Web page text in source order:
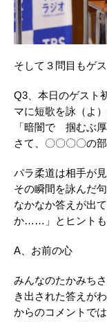
そして３問目もゲ
Q3、本日のゲスト
マに短歌を詠（よ）
「暗闇で 掴むぶ
さて、〇〇〇〇の
パラ柔道は相手が
その瞬間を詠んだ
なかなか答えが出
か……」とヒント
A、お前の心
みんなのたかみち
き出された答えが
からのコメントで